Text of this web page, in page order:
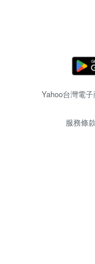
Yahoo台灣電
服務條款